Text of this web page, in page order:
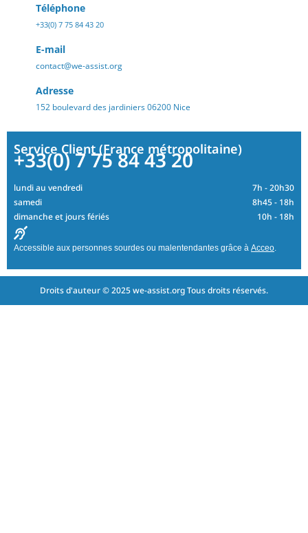
Téléphone
+33(0) 7 75 84 43 20
E-mail
contact@we-assist.org
Adresse
152 boulevard des jardiniers 06200 Nice
Service Client (France métropolitaine)
+33(0) 7 75 84 43 20
lundi au vendredi
7h - 20h30
samedi
8h45 - 18h
dimanche et jours fériés
10h - 18h
Accessible aux personnes sourdes ou malentendantes grâce à Acceo.
Droits d'auteur © 2025 we-assist.org Tous droits réservés.